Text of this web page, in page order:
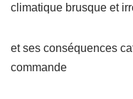
climatique brusque et
et ses conséquences
commande